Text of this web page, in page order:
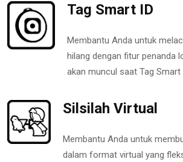
Tag Smart ID
Membantu Anda untuk
hilang dengan fitur penanda
akan muncul saat Tag Smart
Silsilah Virtual
Membantu Anda untuk
dalam format virtual yang